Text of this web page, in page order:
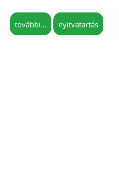
további... nyitvatartás